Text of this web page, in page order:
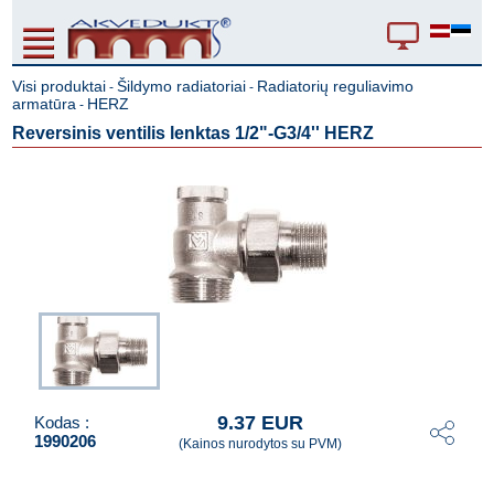
Visi produktai -Šildymo radiatoriai - Radiatorių reguliavimo
armatūra - HERZ
Reversinis ventilis lenktas 1/2"-G3/4'' HERZ
Kodas :
1990206
9.37 EUR
(Kainos nurodytos su PVM)